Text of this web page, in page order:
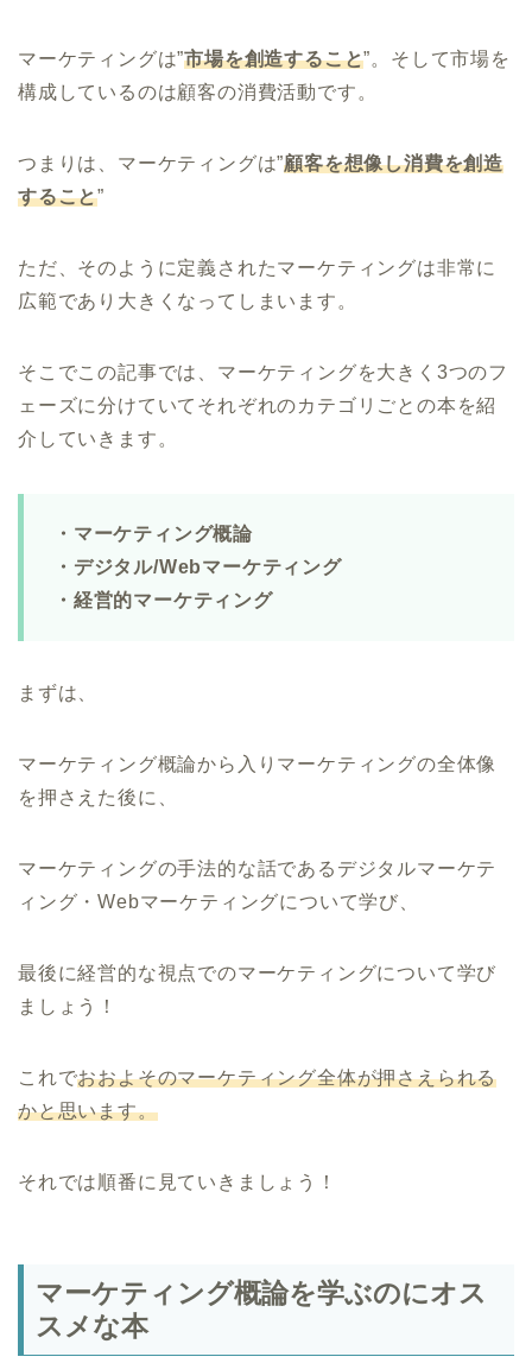
マーケティングは”市場を創造すること”。そして市場を
構成しているのは顧客の消費活動です。
つまりは、マーケティングは”顧客を想像し消費を創造
すること”
ただ、そのように定義されたマーケティングは非常に
広範であり大きくなってしまいます。
そこでこの記事では、マーケティングを大きく3つのフ
ェーズに分けていてそれぞれのカテゴリごとの本を紹
介していきます。
・マーケティング概論
・デジタル/Webマーケティング
・経営的マーケティング
まずは、
マーケティング概論から入りマーケティングの全体像
を押さえた後に、
マーケティングの手法的な話であるデジタルマーケテ
ィング・Webマーケティングについて学び、
最後に経営的な視点でのマーケティングについて学び
ましょう！
これでおおよそのマーケティング全体が押さえられる
かと思います。
それでは順番に見ていきましょう！
マーケティング概論を学ぶのにオス
スメな本